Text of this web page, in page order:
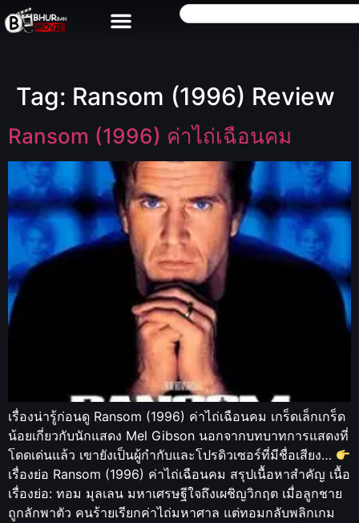
Tag: Ransom (1996) Review
Ransom (1996) ค่าไถ่เฉือนคม
เรื่องน่ารู้ก่อนดู Ransom (1996) ค่าไถ่เฉือนคม เกร็ดเล็กเกร็ด
น้อยเกี่ยวกับนักแสดง Mel Gibson นอกจากบทบาทการแสดงที่
โดดเด่นแล้ว เขายังเป็นผู้กำกับและโปรดิวเซอร์ที่มีชื่อเสียง…
เรื่องย่อ Ransom (1996) ค่าไถ่เฉือนคม สรุปเนื้อหาสำคัญ เนื้อ
เรื่องย่อ: ทอม มุลเลน มหาเศรษฐีใจถึงเผชิญวิกฤต เมื่อลูกชาย
ถูกลักพาตัว คนร้ายเรียกค่าไถ่มหาศาล แต่ทอมกลับพลิกเกม